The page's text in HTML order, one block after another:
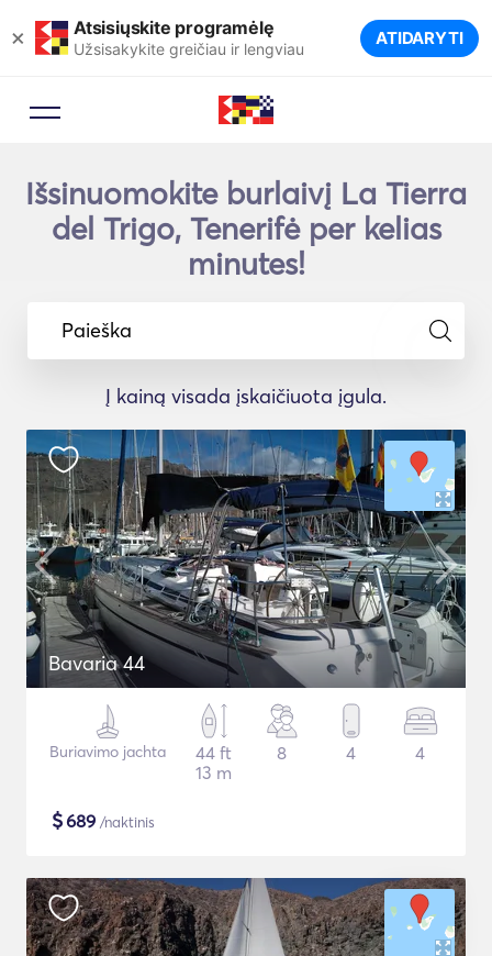
× Atsisiųskite programėlę
Užsisakykite greičiau ir lengviau ATIDARYTI
Išsinuomokite burlaivį La Tierra
del Trigo, Tenerifė per kelias
minutes!
Paieška
Į kainą visada įskaičiuota įgula.
Bavaria 44
Buriavimo jachta
44 ft
13 m
8 4 4
$689 /naktinis